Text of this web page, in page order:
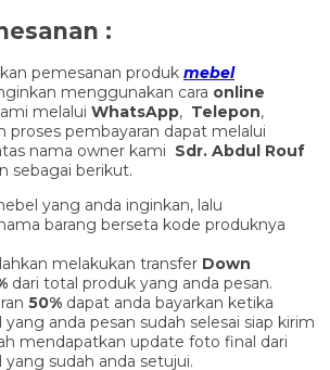
:
pemesanan produk mebel
menggunakan cara online
melalui WhatsApp, Telepon,
proses pembayaran dapat melalui
nama owner kami Sdr. Abdul Rouf
sebagai berikut.
yang anda inginkan, lalu
barang berseta kode produknya
melakukan transfer Down
dari total produk yang anda pesan.
50% dapat anda bayarkan ketika
anda pesan sudah selesai siap kirim
mendapatkan update foto final dari
sudah anda setujui.